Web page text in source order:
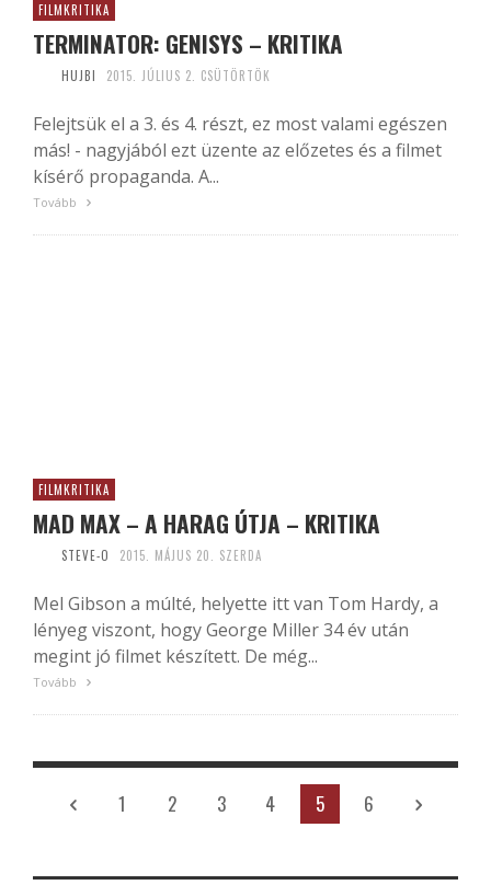
FILMKRITIKA
TERMINATOR: GENISYS – KRITIKA
HUJBI 2015. JÚLIUS 2. CSÜTÖRTÖK
Felejtsük el a 3. és 4. részt, ez most valami egészen
más! - nagyjából ezt üzente az előzetes és a filmet
kísérő propaganda. A...
Tovább
FILMKRITIKA
MAD MAX – A HARAG ÚTJA – KRITIKA
STEVE-O 2015. MÁJUS 20. SZERDA
Mel Gibson a múlté, helyette itt van Tom Hardy, a
lényeg viszont, hogy George Miller 34 év után
megint jó filmet készített. De még...
Tovább
1 2 3 4 5 6